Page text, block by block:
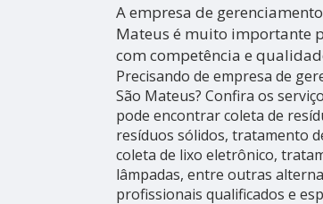
A empresa de
Mateus é muito importante
com competência e
Precisando de empresa de
São Mateus? Confira os
pode encontrar coleta de
resíduos sólidos, tratamento
coleta de lixo eletrônico,
lâmpadas, entre outras
profissionais qualificados e